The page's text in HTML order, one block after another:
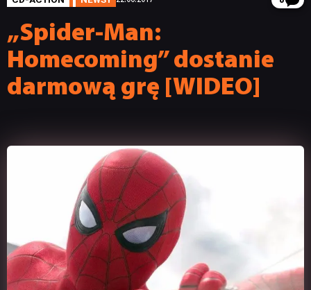
„Spider-Man:
Homecoming” dostanie
darmową grę [WIDEO]